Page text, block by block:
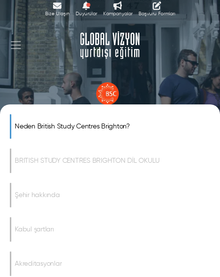
Bize Ulaşın Duyurular Kampanyalar Başvuru Formları
Neden British Study Centres Brighton?
BRITISH STUDY CENTRES BRIGHTON DİL OKULU
Şehir hakkında
Kabul şartları
Akreditasyonlar